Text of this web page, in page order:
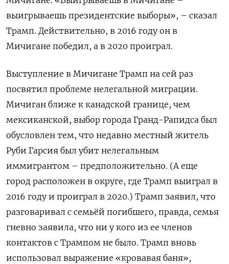
выигрываешь президентские выборы», – сказал
Трамп. Действительно, в 2016 году он в
Мичигане победил, а в 2020 проиграл.
Выступление в Мичигане Трамп на сей раз
посвятил проблеме нелегальной миграции.
Мичиган ближе к канадской границе, чем
мексиканской, выбор города Гранд-Рапидса был
обусловлен тем, что недавно местный житель
Руби Гарсия был убит нелегальным
иммигрантом – предположительно. (А еще
город расположен в округе, где Трамп выиграл в
2016 году и проиграл в 2020.) Трамп заявил, что
разговаривал с семьёй погибшего, правда, семья
гневно заявила, что ни у кого из ее членов
контактов с Трампом не было. Трамп вновь
использовал выражение «кровавая баня»,